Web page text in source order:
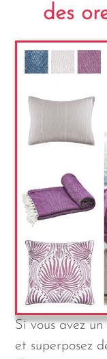
des
Si vous avez
et superposez